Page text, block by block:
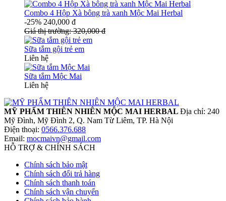
Combo 4 Hộp Xà bông trà xanh Mộc Mai Herbal
-25% 240,000 đ
Giá thị trường:320,000đ
Sữa tắm gội trẻ em
Liên hệ
Sữa tắm Mộc Mai
Liên hệ
MỸ PHẨM THIÊN NHIÊN MỘC MAI HERBAL Địa chỉ: 240
Mỹ Đình, Mỹ Đình 2, Q. Nam Từ Liêm, TP. Hà Nội
Điện thoại: 0566.376.688
Email: mocmaivn@gmail.com
HỖ TRỢ & CHÍNH SÁCH
Chính sách bảo mật
Chính sách đổi trả hàng
Chính sách thanh toán
Chính sách vận chuyển